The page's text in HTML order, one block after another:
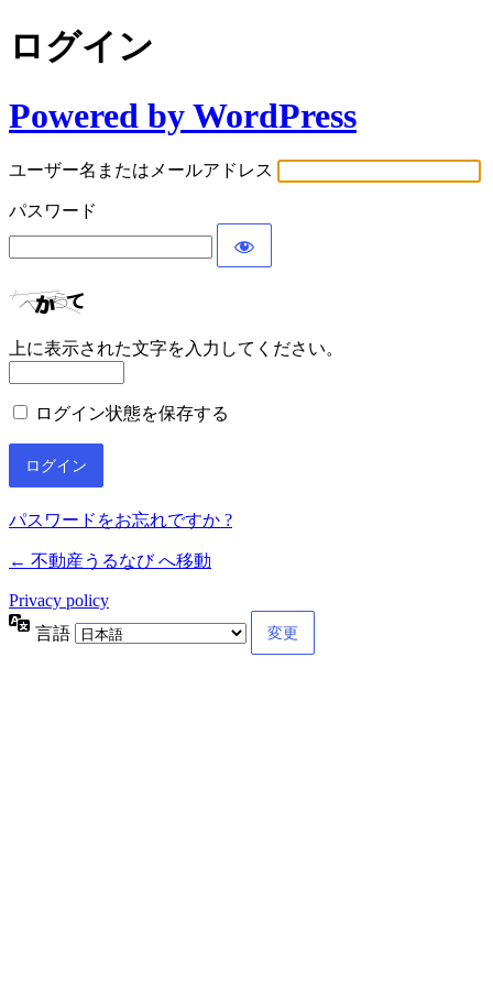
ログイン
Powered by WordPress
ユーザー名またはメールアドレス
パスワード
上に表示された文字を入力してください。
ログイン状態を保存する
パスワードをお忘れですか ?
← 不動産うるなび へ移動
Privacy policy
言語